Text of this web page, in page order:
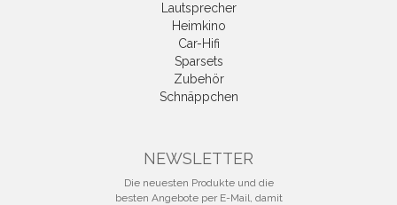
Lautsprecher
Heimkino
Car-Hifi
Sparsets
Zubehör
Schnäppchen
NEWSLETTER
Die neuesten Produkte und die
besten Angebote per E-Mail, damit